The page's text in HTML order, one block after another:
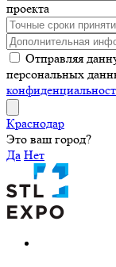
проекта
Отправляя
персональных
Краснодар
Это ваш город?
Да Нет